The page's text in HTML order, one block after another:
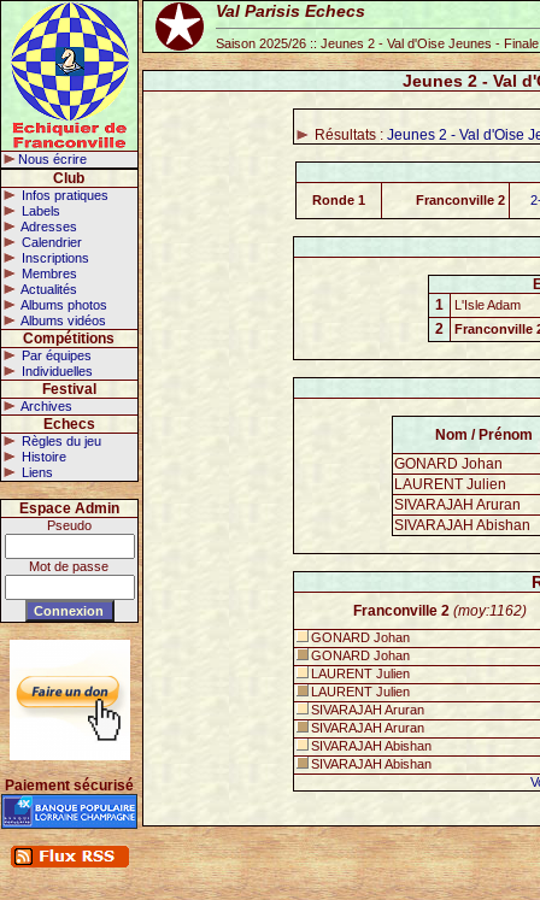
Nous écrire
Club
Infos pratiques
Labels
Adresses
Calendrier
Inscriptions
Membres
Actualités
Albums photos
Albums vidéos
Compétitions
Par équipes
Individuelles
Festival
Archives
Echecs
Règles du jeu
Histoire
Liens
Espace Admin
Pseudo
Mot de passe
Paiement sécurisé
Val Parisis Echecs
Saison 2025/26 :: Jeunes 2 - Val d'Oise Jeunes -
Jeunes 2 - Val
Résultats : Jeunes 2 - Val d'Oise
Ronde 1 Franconville 2
1
L'Isle Adam
2 Franconville
Nom / Prénom
GONARD Johan
LAURENT Julien
SIVARAJAH Aruran
SIVARAJAH Abishan
Franconville 2 (moy:1162)
GONARD Johan
GONARD Johan
LAURENT Julien
LAURENT Julien
SIVARAJAH Aruran
SIVARAJAH Aruran
SIVARAJAH Abishan
SIVARAJAH Abishan